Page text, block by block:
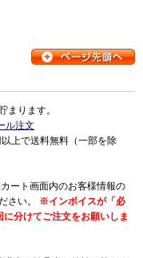
まります。
ル注文
上で送料無料（一部を除
ート画面内のお客様情報の
さい。 ※インボイスが「必
分けてご注文をお願いしま